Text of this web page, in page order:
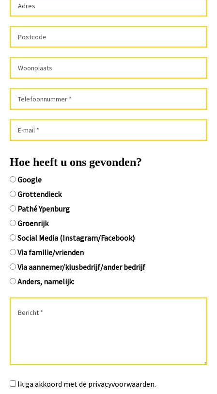
Hoe heeft u ons gevonden?
Google
Grottendieck
Pathé Ypenburg
Groenrijk
Social Media (Instagram/Facebook)
Via familie/vrienden
Via aannemer/klusbedrijf/ander bedrijf
Anders, namelijk:
Ik ga akkoord met de privacyvoorwaarden.